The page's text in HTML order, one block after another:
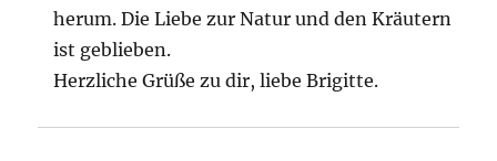
herum. Die Liebe zur Natur und den Kräutern
ist geblieben.
Herzliche Grüße zu dir, liebe Brigitte.